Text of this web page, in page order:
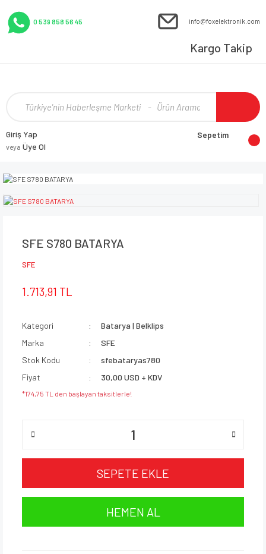
0 539 858 56 45 info@foxelektronik.com
Kargo Takip
Giriş Yap
veya Üye Ol
Sepetim
SFE S780 BATARYA
SFE
1.713,91 TL
Kategori
Batarya | Belklips
Marka
SFE
Stok Kodu
sfebataryas780
Fiyat
30,00 USD + KDV
*174,75 TL den başlayan taksitlerle!
SEPETE EKLE
HEMEN AL